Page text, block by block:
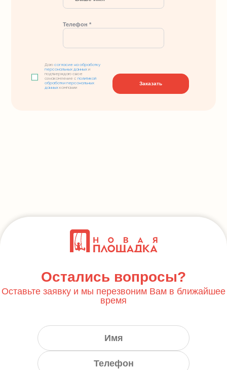
Телефон *
Даюсогласие на обработку
персональных данных и
подтверждаю свое
ознакомление сполитикой
обработки персональных
данных компании
Заказать
Остались вопросы?
Оставьте заявку и мы перезвоним Вам в ближайшее
время